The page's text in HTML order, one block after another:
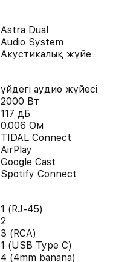
Astra Dual
Audio System
Акустикалық жүйе
үйдегі аудио жүйесі
2000 Вт
117 дБ
0.006 Ом
TIDAL Connect
AirPlay
Google Cast
Spotify Connect
1 (RJ-45)
2
3 (RCA)
1 (USB Type C)
4 (4mm banana)